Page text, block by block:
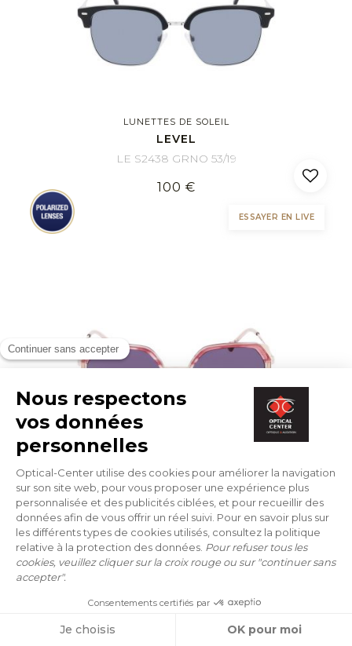
LUNETTES DE SOLEIL
LEVEL
LE S2438 GRNO 53/19
100 €
ESSAYER EN LIVE
LUNETTES DE SOLEIL
LEVEL
LE S2442 DORS 52/18
100 €
ESSAYER EN LIVE